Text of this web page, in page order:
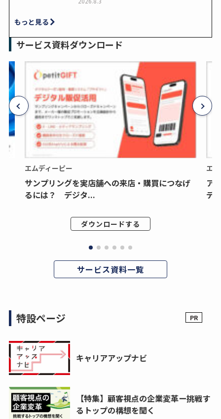
もっと見る
サービス資料ダウンロード
エムディーピー
サンプリングを実店舗への来店・購買につなげ
るには？ デジタ...
ダウンロードする
エ
ア
デ
サービス資料一覧
特設ページ
キャリアアップナビ
【特集】顧客視点の企業変革ー挑戦す
るトップの構想を聞く